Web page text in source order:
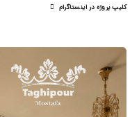
کلیپ پروژه در اینستاگرام